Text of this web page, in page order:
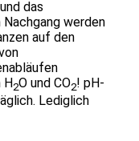
das
Nachgang werden
auf den
H2O und CO2! pH-
Lediglich